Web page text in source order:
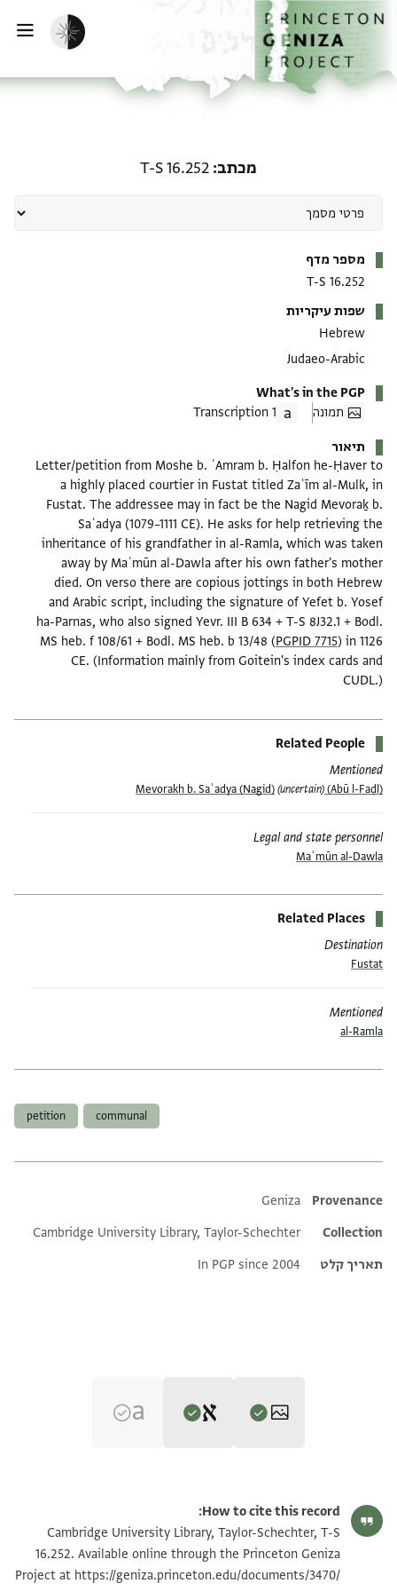
לתוכןהבית
הפעלת מצב כהה
מכתב T-S 16.252
מספר מדף
T-S 16.252
שפות עיקריות
Hebrew
Judaeo-Arabic
What's in the PGP
תמונה
1 Transcription
תיאור
Letter/petition from Moshe b. ʿAmram b. Ḥalfon he-Ḥaver to
a highly placed courtier in Fustat titled Zaʿīm al-Mulk, in
Fustat. The addressee may in fact be the Nagid Mevoraḵ b.
Saʿadya (1079–1111 CE). He asks for help retrieving the
inheritance of his grandfather in al-Ramla, which was taken
away by Maʾmūn al-Dawla after his own father's mother
died. On verso there are copious jottings in both Hebrew
and Arabic script, including the signature of Yefet b. Yosef
ha-Parnas, who also signed Yevr. III B 634 + T-S 8J32.1 + Bodl.
MS heb. f 108/61 + Bodl. MS heb. b 13/48 (PGPID 7715) in 1126
CE. (Information mainly from Goitein's index cards and
CUDL.)
Related People
Mentioned
(Abū l-Faḍl) Mevorakh b. Saʿadya (Nagid)
(uncertain)
Legal and state personnel
Maʿmūn al-Dawla
Related Places
Destination
Fustat
Mentioned
al-Ramla
communal
petition
Additional metadata
Provenance
Geniza
Collection
Cambridge University Library, Taylor-Schechter
תאריך קלט
In PGP since 2004
S. D. Goitein's unpublished edition (1950–85).
. . . . . . .]. . .ברים והשרים בכל שרי ה. . .
. . . .]. ונשפלים ונבזים . .יש עפר פני הדר בא. .
כב. .צי הנודע איש .גזרות וברבותו . .קרא תראב. . . . .
T-S 16.252 1v
תנאי היתר שימוש בתצלום
How to cite this record:
Cambridge University Library, Taylor-Schechter, T-S
16.252. Available online through the Princeton Geniza
Project athttps://geniza.princeton.edu/documents/3470/